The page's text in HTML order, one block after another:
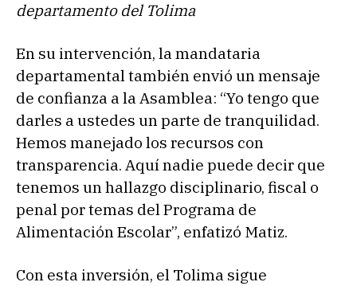
departamento del Tolima
En su intervención, la mandataria
departamental también envió un mensaje
de confianza a la Asamblea: “Yo tengo que
darles a ustedes un parte de tranquilidad.
Hemos manejado los recursos con
transparencia. Aquí nadie puede decir que
tenemos un hallazgo disciplinario, fiscal o
penal por temas del Programa de
Alimentación Escolar”, enfatizó Matiz.
Con esta inversión, el Tolima sigue